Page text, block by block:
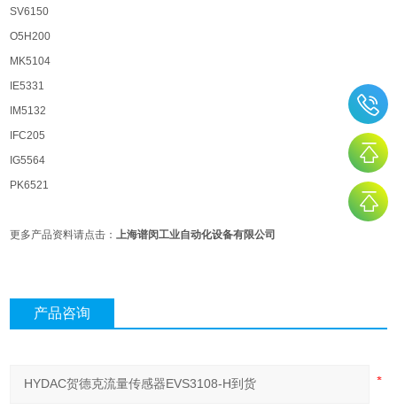
SV6150
O5H200
MK5104
IE5331
IM5132
IFC205
IG5564
PK6521
更多产品资料请点击：上海谱闵工业自动化设备有限公司
产品咨询